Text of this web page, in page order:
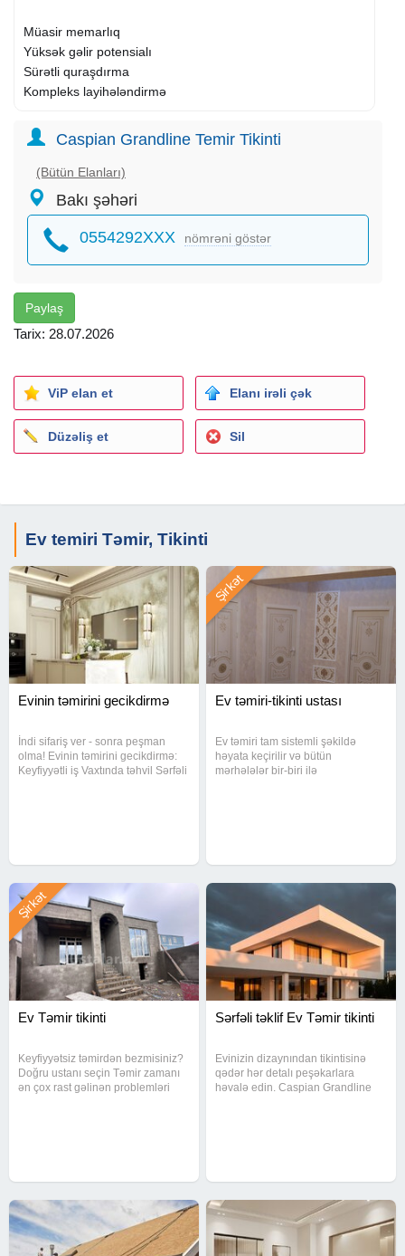
Müasir memarlıq
Yüksək gəlir potensialı
Sürətli quraşdırma
Kompleks layihələndirmə
Biznesiniz üçün fərqli konsept yaradın!
Caspian Grandline Temir Tikinti
(Bütün Elanları)
Bakı şəhəri
0554292XXX nömrəni göstər
Paylaş
Tarix: 28.07.2026
ViP elan et Elanı irəli çək
Düzəliş et Sil
Ev temiri Təmir, Tikinti
Evinin təmirini gecikdirmə
İndi sifariş ver - sonra peşman
olma! Evinin təmirini gecikdirmə:
Keyfiyyətli iş Vaxtında təhvil Sərfəli
Ev təmiri-tikinti ustası
Ev təmiri tam sistemli şəkildə
həyata keçirilir və bütün
mərhələlər bir-biri ilə
Şirkət
Ev Təmir tikinti
Keyfiyyətsiz təmirdən bezmisiniz?
Doğru ustanı seçin Təmir zamanı
ən çox rast gəlinən problemləri
Şirkət
Sərfəli təklif Ev Təmir tikinti
Evinizin dizaynından tikintisinə
qədər hər detalı peşəkarlara
həvalə edin. Caspian Grandline